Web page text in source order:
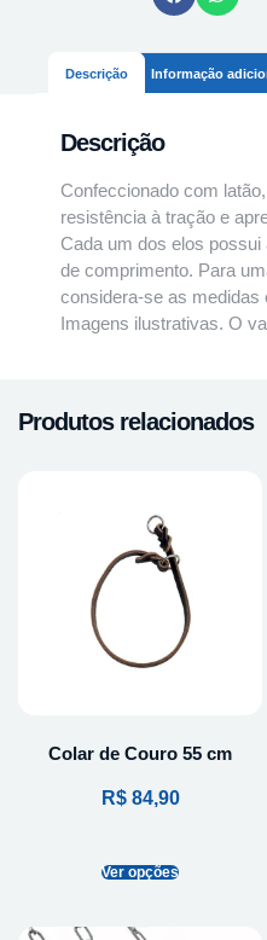
Descrição Informação
Descrição
Confeccionado com
resistência à tração e
Cada um dos elos
de comprimento. Para
considera-se as medidas
Imagens ilustrativas. O
Produtos relacionados
Colar de Couro 55 cm
R$84,90
Ver opções